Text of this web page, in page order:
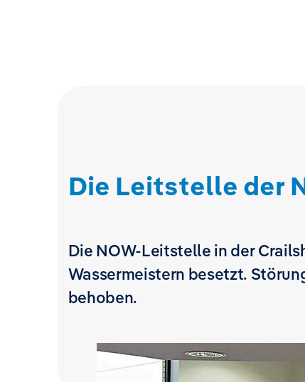
Die Leitstelle der
Die NOW-Leitstelle in der
Wassermeistern besetzt.
behoben.